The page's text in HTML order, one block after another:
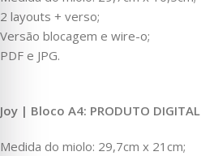
2 layouts + verso;
Versão blocagem e wire-o;
PDF e JPG.
Joy | Bloco A4: PRODUTO DIGITAL
Medida do miolo: 29,7cm x 21cm;